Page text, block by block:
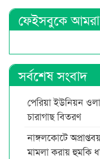
ফেইসবুকে আমরা
সর্বশেষ সংবাদ
পেরিয়া ইউনিয়ন
চারাগাছ বিতরণ
নাঙ্গলকোটে
মামলা করায় হুমকি